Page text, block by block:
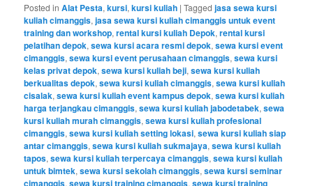
Posted in Alat Pesta,kursi,kursi kuliah |Tagged jasa sewa kursi
kuliah cimanggis,jasa sewa kursi kuliah cimanggis untuk event
training dan workshop,rental kursi kuliah Depok,rental kursi
pelatihan depok,sewa kursi acara resmi depok,sewa kursi event
cimanggis,sewa kursi event perusahaan cimanggis,sewa kursi
kelas privat depok,sewa kursi kuliah beji,sewa kursi kuliah
berkualitas depok,sewa kursi kuliah cimanggis,sewa kursi kuliah
cisalak,sewa kursi kuliah event kampus depok,sewa kursi kuliah
harga terjangkau cimanggis,sewa kursi kuliah jabodetabek,sewa
kursi kuliah murah cimanggis,sewa kursi kuliah profesional
cimanggis,sewa kursi kuliah setting lokasi,sewa kursi kuliah siap
antar cimanggis,sewa kursi kuliah sukmajaya,sewa kursi kuliah
tapos,sewa kursi kuliah terpercaya cimanggis,sewa kursi kuliah
untuk bimtek,sewa kursi sekolah cimanggis,sewa kursi seminar
cimanggis,sewa kursi training cimanggis,sewa kursi training